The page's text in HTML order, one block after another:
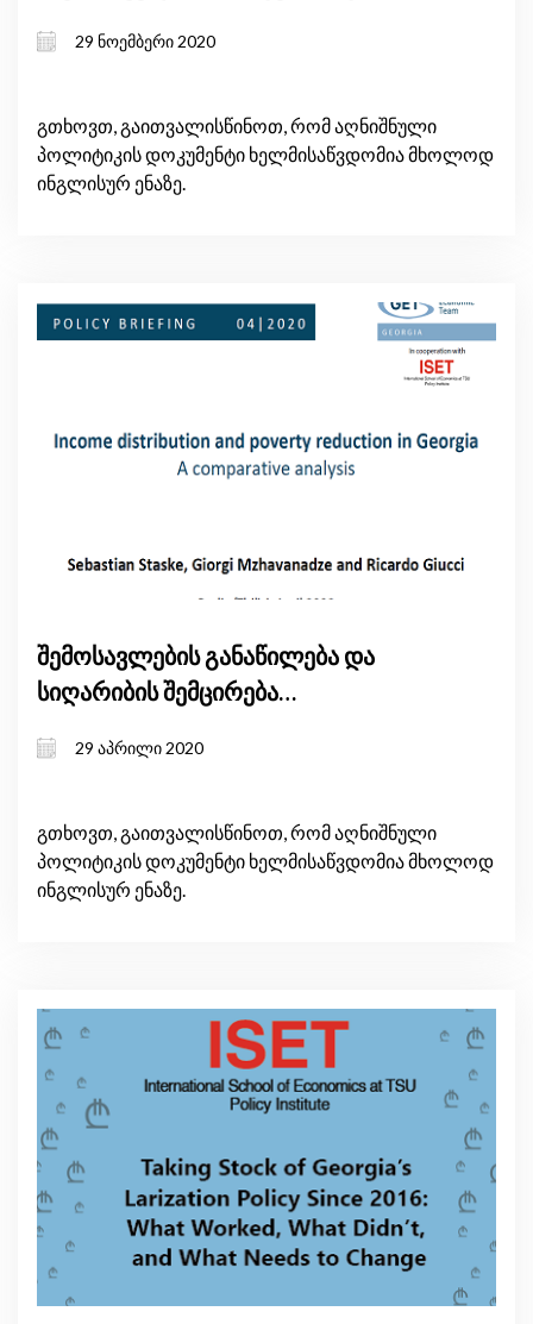
29 ნოემბერი 2020
გთხოვთ, გაითვალისწინოთ, რომ აღნიშნული
პოლიტიკის დოკუმენტი ხელმისაწვდომია მხოლოდ
ინგლისურ ენაზე.
შემოსავლების განაწილება და
სიღარიბის შემცირება
29 აპრილი 2020
გთხოვთ, გაითვალისწინოთ, რომ აღნიშნული
პოლიტიკის დოკუმენტი ხელმისაწვდომია მხოლოდ
ინგლისურ ენაზე.